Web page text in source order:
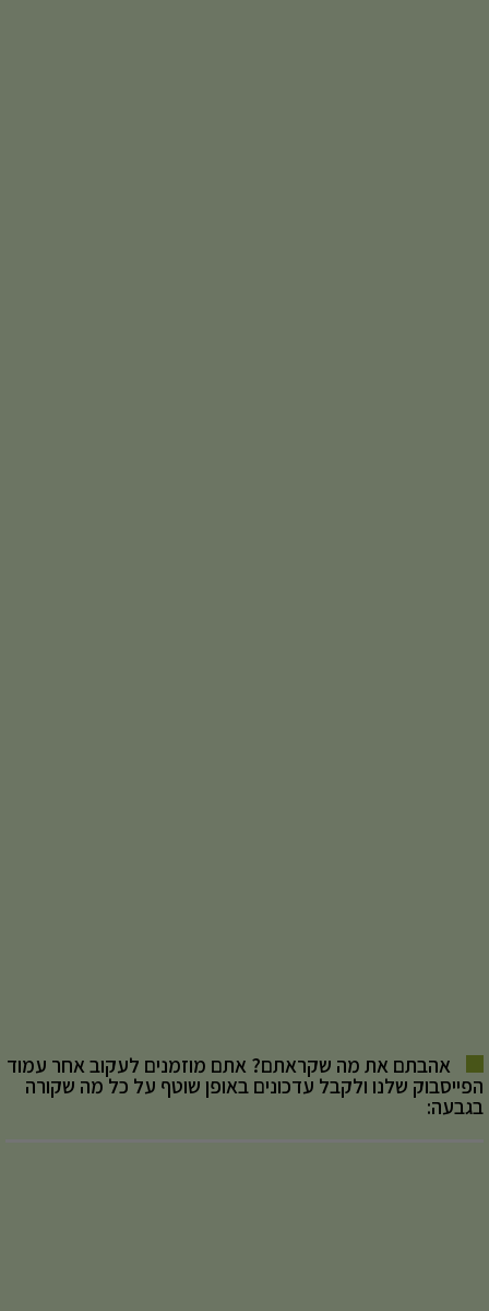
אהבתם את מה שקראתם? אתם מוזמנים לעקוב אחר עמוד
הפייסבוק שלנו ולקבל עדכונים באופן שוטף על כל מה שקורה
בגבעה: